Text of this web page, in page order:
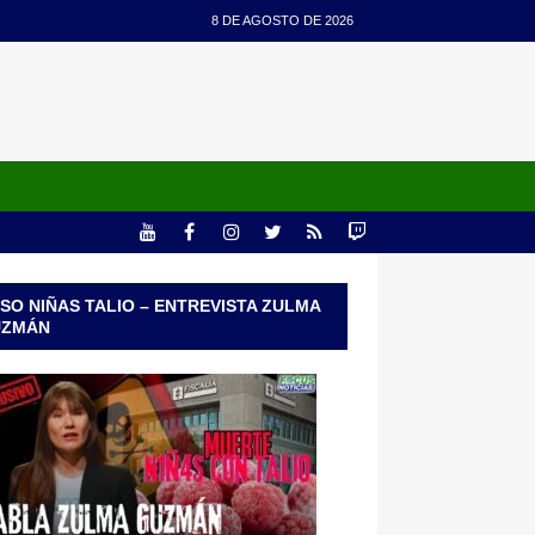
8 DE AGOSTO DE 2026
NIÑAS TALIO – ENTREVISTA ZULMA